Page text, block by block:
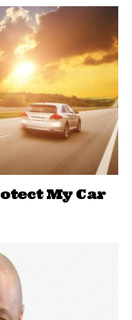
My Car